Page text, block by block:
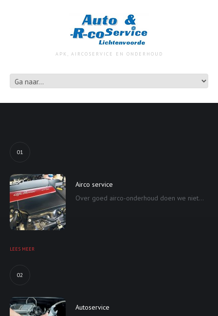
APK, AIRCOSERVICE EN ONDERHOUD
01
Airco service
Over goed airco-onderhoud doen we niet...
LEES MEER
02
Autoservice